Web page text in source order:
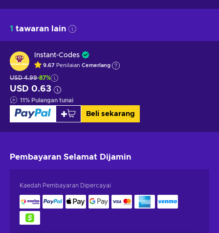
1 tawaran lain
Instant-Codes
9.67 Penilaian Cemerlang
USD 4.99-87%
USD 0.63
11% Pulangan tunai
Beli sekarang
Pembayaran Selamat Dijamin
Kaedah Pembayaran Dipercayai